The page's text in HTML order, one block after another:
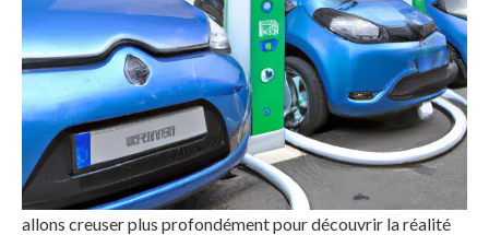
Les voitures électriques sont souvent présentées comme
une solution écologique pour réduire l’impact
environnemental des transports. Cependant, la vérité sur
leur impact est souvent dissimulée. Dans cet article, nous
allons creuser plus profondément pour découvrir la réalité